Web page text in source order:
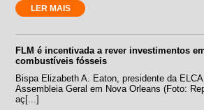
LER MAIS
FLM é incentivada a rever investimentos
combustíveis fósseis
Bispa Elizabeth A. Eaton, presidente da
Assembleia Geral em Nova Orleans (Foto:
aç[...]